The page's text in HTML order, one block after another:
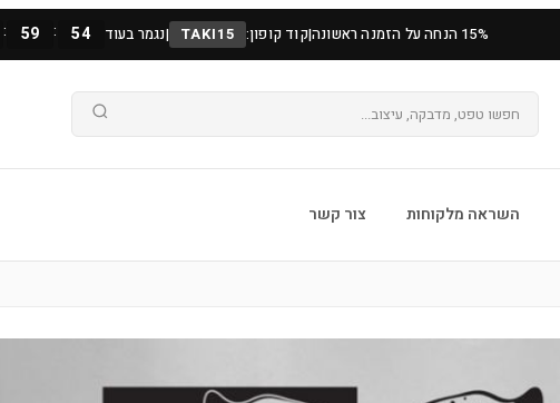
15% הנחה על הזמנה ראשונה |קוד קופון: TAKI15
|נגמר בעוד : 59 : 53
השראה מלקוחות צור קשר